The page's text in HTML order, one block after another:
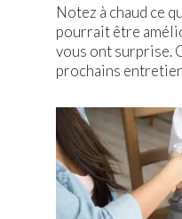
Notez à chaud ce
pourrait être
vous ont surprise.
prochains